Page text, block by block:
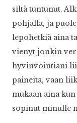
siltä tuntunut.
pohjalla, ja
lepohetkiä aina
vienyt jonkin
hyvinvointiani
paineita, vaan
mukaan aina
sopinut minulle